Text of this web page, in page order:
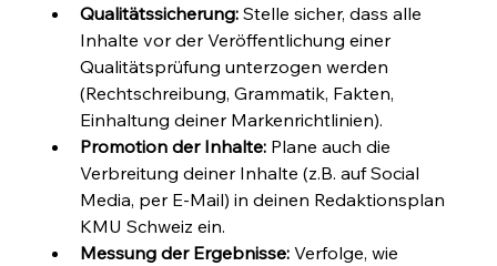
Qualitätssicherung: Stelle sicher, dass alle
Inhalte vor der Veröffentlichung einer
Qualitätsprüfung unterzogen werden
(Rechtschreibung, Grammatik, Fakten,
Einhaltung deiner Markenrichtlinien).
Promotion der Inhalte: Plane auch die
Verbreitung deiner Inhalte (z.B. auf Social
Media, per E-Mail) in deinen Redaktionsplan
KMU Schweiz ein.
Messung der Ergebnisse: Verfolge, wie